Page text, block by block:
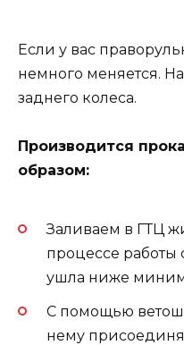
Если у вас
немного меняется.
заднего колеса.
Производится
образом:
Заливаем в ГТЦ
процессе работы
ушла ниже
С помощью
нему